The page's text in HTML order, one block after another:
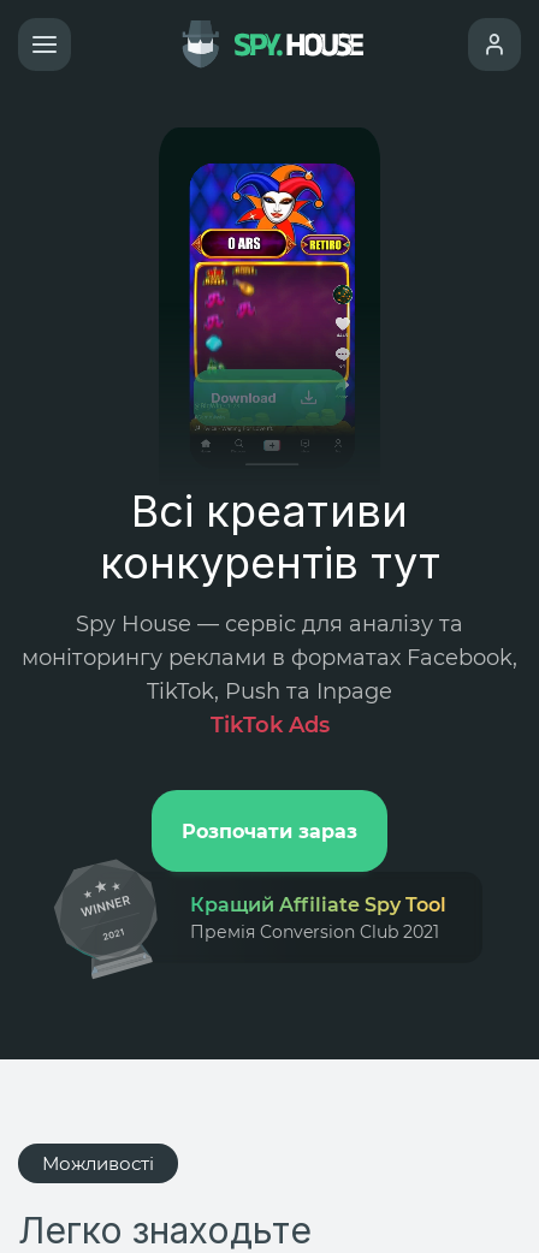
Всі креативи
конкурентів тут
Spy House — сервіс для аналізу та
моніторингу реклами в форматах Facebook,
TikTok, Push та Inpage
.
Розпочати зараз
Кращий Affiliate Spy Tool
Премія Conversion Club 2021
Можливості
Легко знаходьте